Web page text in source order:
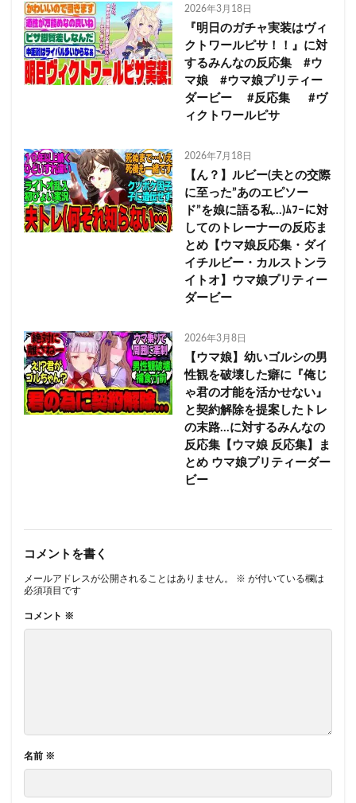
2026年3月18日
『明日のガチャ実装はヴィ
クトワールピサ！！』に対
するみんなの反応集 #ウ
マ娘 #ウマ娘プリティー
ダービー #反応集 #ヴ
ィクトワールピサ
2026年7月18日
【ん？】ルビー(夫との交際
に至った”あのエピソー
ド”を娘に語る私…)ﾑﾌｰに対
してのトレーナーの反応ま
とめ【ウマ娘反応集・ダイ
イチルビー・カルストンラ
イトオ】ウマ娘プリティー
ダービー
2026年3月8日
【ウマ娘】幼いゴルシの男
性観を破壊した癖に『俺じ
ゃ君の才能を活かせない』
と契約解除を提案したトレ
の末路…に対するみんなの
反応集【ウマ娘 反応集】ま
とめ ウマ娘プリティーダー
ビー
コメントを書く
メールアドレスが公開されることはありません。 ※ が付いている欄は
必須項目です
コメント ※
名前 ※